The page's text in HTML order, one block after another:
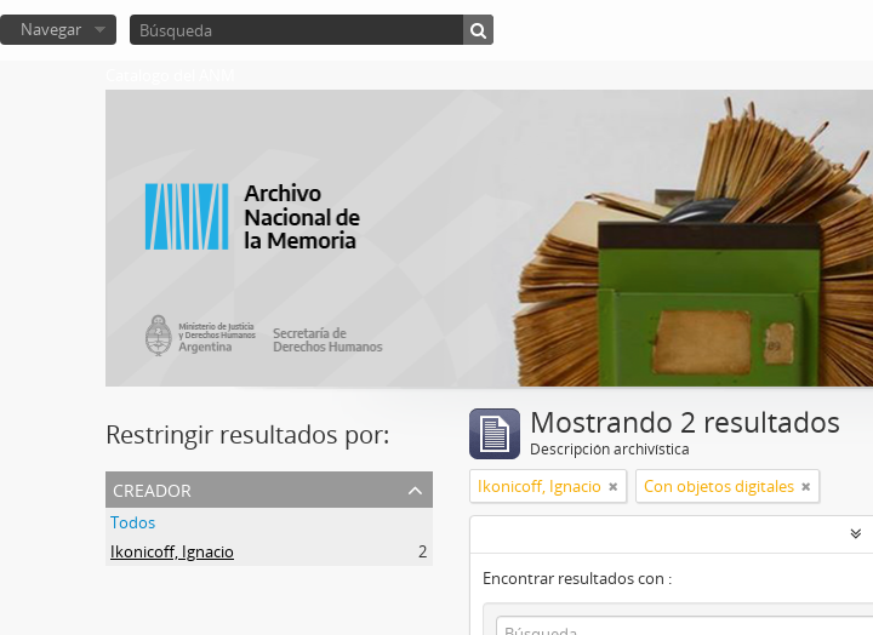
Navegar
Restringir resultados por:
creador
Todos
Ikonicoff, Ignacio
2
Mostrando 2 resultados
Descripción archivística
Ikonicoff, Ignacio Con objetos digitales
Encontrar resultados con :